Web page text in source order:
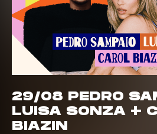
29/08 PEDRO
LUISA SONZA +
BIAZIN